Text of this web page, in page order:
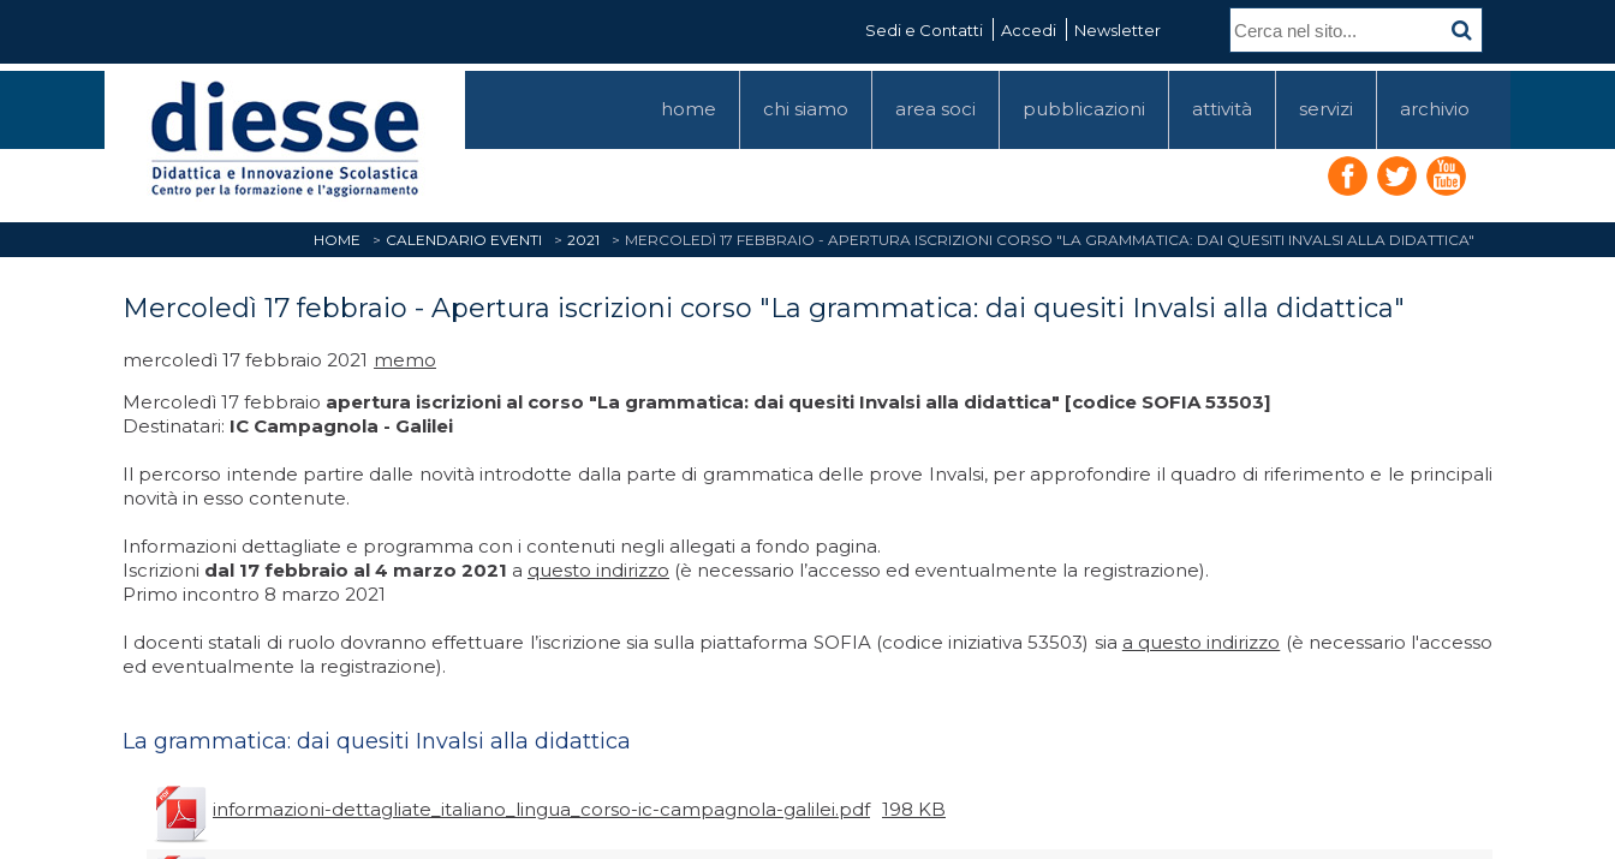
Sedi e Contatti Accedi Newsletter
home chi siamo area soci pubblicazioni attività servizi archivio
HOME CALENDARIO EVENTI 2021 MERCOLEDÌ 17 FEBBRAIO - APERTURA ISCRIZIONI CORSO "LA GRAMMATICA: DAI QUESITI INVALSI ALLA DIDATTICA"
Mercoledì 17 febbraio - Apertura iscrizioni corso "La grammatica: dai quesiti Invalsi alla didattica"
mercoledì 17 febbraio 2021 memo
Mercoledì 17 febbraio apertura iscrizioni al corso "La grammatica: dai quesiti Invalsi alla didattica" [codice SOFIA 53503]
Destinatari: IC Campagnola - Galilei
Il percorso intende partire dalle novità introdotte dalla parte di grammatica delle prove Invalsi, per approfondire il quadro di riferimento e le principali
novità in esso contenute.
Informazioni dettagliate e programma con i contenuti negli allegati a fondo pagina.
Iscrizioni dal 17 febbraio al 4 marzo 2021 a questo indirizzo (è necessario l’accesso ed eventualmente la registrazione).
Primo incontro 8 marzo 2021
I docenti statali di ruolo dovranno effettuare l’iscrizione sia sulla piattaforma SOFIA (codice iniziativa 53503) sia a questo indirizzo (è necessario l'accesso
ed eventualmente la registrazione).
La grammatica: dai quesiti Invalsi alla didattica
informazioni-dettagliate_italiano_lingua_corso-ic-campagnola-galilei.pdf 198 KB